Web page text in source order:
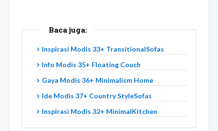
Baca juga:
Inspirasi Modis 33+ TransitionalSofas
Info Modis 35+ Floating Couch
Gaya Modis 36+ Minimalism Home
Ide Modis 37+ Country StyleSofas
Inspirasi Modis 32+ MinimalKitchen